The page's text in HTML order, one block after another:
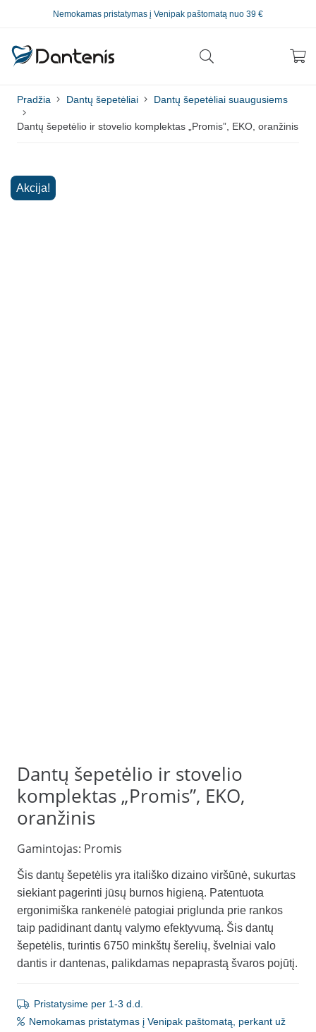
Nemokamas pristatymas į Venipak paštomatą nuo 39 €
Pradžia Dantų šepetėliai Dantų šepetėliai suaugusiems
Dantų šepetėlio ir stovelio komplektas „Promis”, EKO, oranžinis
Akcija!
Dantų šepetėlio ir stovelio
komplektas „Promis”, EKO,
oranžinis
Gamintojas: Promis
Šis dantų šepetėlis yra itališko dizaino viršūnė, sukurtas
siekiant pagerinti jūsų burnos higieną. Patentuota
ergonimiška rankenėlė patogiai priglunda prie rankos
taip padidinant dantų valymo efektyvumą. Šis dantų
šepetėlis, turintis 6750 minkštų šerelių, švelniai valo
dantis ir dantenas, palikdamas nepaprastą švaros pojūtį.
Pristatysime per 1-3 d.d.
Nemokamas pristatymas į Venipak paštomatą, perkant už